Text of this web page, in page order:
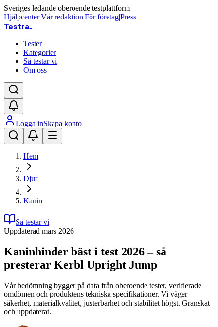
Sveriges ledande oberoende testplattform
Hjälpcenter|Vår redaktion|För företag|Press
Testra.
Tester
Kategorier
Så testar vi
Om oss
Logga inSkapa konto
Hem
Djur
Kanin
Så testar vi
Uppdaterad mars 2026
Kaninhinder bäst i test 2026 – så
presterar Kerbl Upright Jump
Vår bedömning bygger på data från oberoende tester, verifierade
omdömen och produktens tekniska specifikationer. Vi väger
säkerhet, materialkvalitet, justerbarhet och stabilitet högst. Granskat
och uppdaterat.